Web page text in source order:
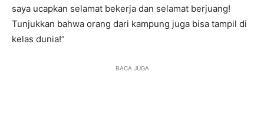
saya ucapkan selamat bekerja dan selamat berjuang!
Tunjukkan bahwa orang dari kampung juga bisa tampil di
kelas dunia!”
BACA JUGA